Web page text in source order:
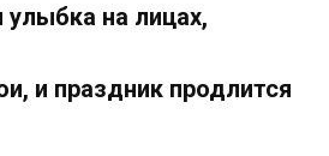
на лицах,
и праздник продлится